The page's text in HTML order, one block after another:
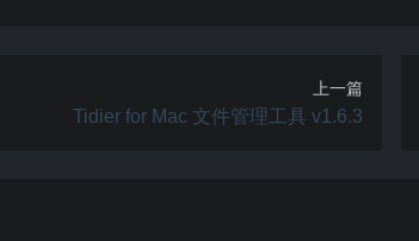
上一篇
Tidier for Mac 文件管理工具 v1.6.3